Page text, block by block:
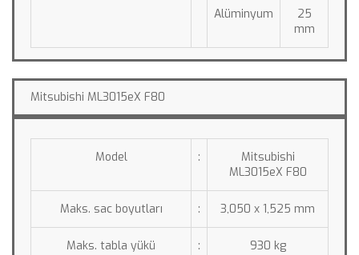
Alüminyum
25
mm
Mitsubishi ML3015eX F80
Model :
Mitsubishi
ML3015eX F80
Maks. sac boyutları : 3,050 x 1,525 mm
Maks. tabla yükü : 930 kg